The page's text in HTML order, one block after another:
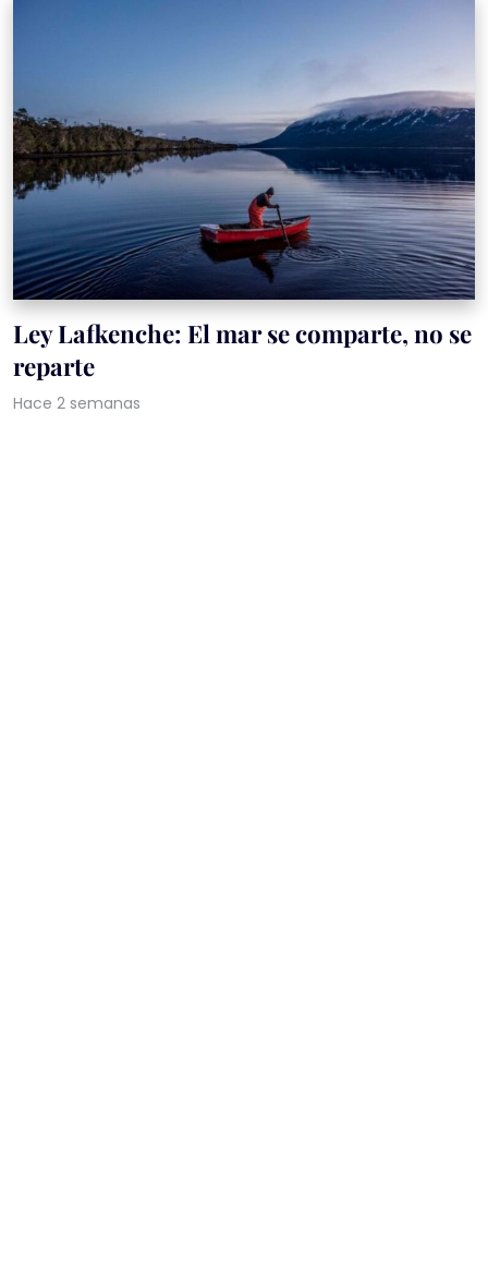
Ley Lafkenche: El mar se comparte, no se
reparte
Hace 2 semanas